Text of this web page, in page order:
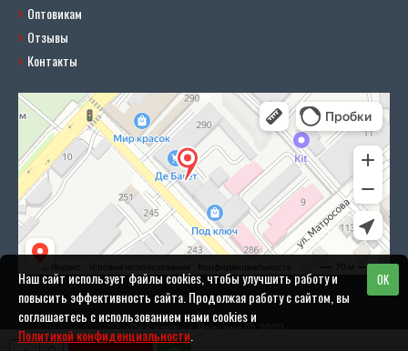
Оптовикам
Отзывы
Контакты
«Под ключ» г. Нальчик © 2022
OK
Наш сайт использует файлы cookies, чтобы улучшить работу и
повысить эффективность сайта. Продолжая работу с сайтом, вы
соглашаетесь с использованием нами cookies и
Политикой конфиденциальности.